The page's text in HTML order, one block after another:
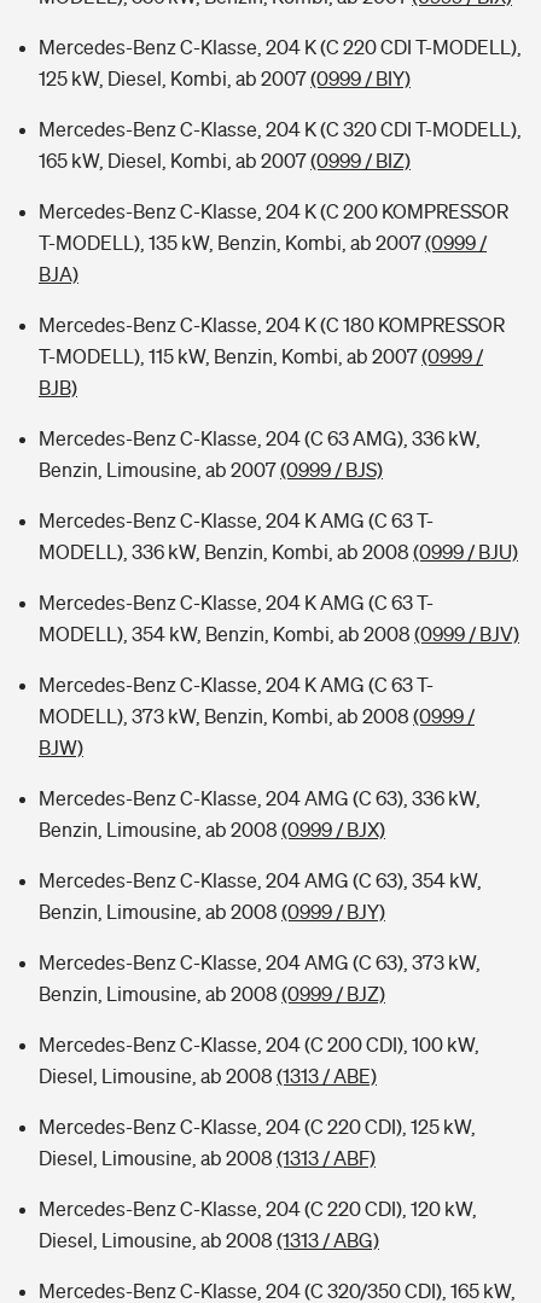
Mercedes-Benz C-Klasse, 204 K (C 220 CDI T-MODELL),
125 kW, Diesel, Kombi, ab 2007(0999 / BIY)
Mercedes-Benz C-Klasse, 204 K (C 320 CDI T-MODELL),
165 kW, Diesel, Kombi, ab 2007(0999 / BIZ)
Mercedes-Benz C-Klasse, 204 K (C 200 KOMPRESSOR
T-MODELL), 135 kW, Benzin, Kombi, ab 2007(0999 /
BJA)
Mercedes-Benz C-Klasse, 204 K (C 180 KOMPRESSOR
T-MODELL), 115 kW, Benzin, Kombi, ab 2007(0999 /
BJB)
Mercedes-Benz C-Klasse, 204 (C 63 AMG), 336 kW,
Benzin, Limousine, ab 2007(0999 / BJS)
Mercedes-Benz C-Klasse, 204 K AMG (C 63 T-
MODELL), 336 kW, Benzin, Kombi, ab 2008 (0999 / BJU)
Mercedes-Benz C-Klasse, 204 K AMG (C 63 T-
MODELL), 354 kW, Benzin, Kombi, ab 2008 (0999 / BJV)
Mercedes-Benz C-Klasse, 204 K AMG (C 63 T-
MODELL), 373 kW, Benzin, Kombi, ab 2008 (0999 /
BJW)
Mercedes-Benz C-Klasse, 204 AMG (C 63), 336 kW,
Benzin, Limousine, ab 2008 (0999 / BJX)
Mercedes-Benz C-Klasse, 204 AMG (C 63), 354 kW,
Benzin, Limousine, ab 2008 (0999 / BJY)
Mercedes-Benz C-Klasse, 204 AMG (C 63), 373 kW,
Benzin, Limousine, ab 2008 (0999 / BJZ)
Mercedes-Benz C-Klasse, 204 (C 200 CDI), 100 kW,
Diesel, Limousine, ab 2008 (1313 / ABE)
Mercedes-Benz C-Klasse, 204 (C 220 CDI), 125 kW,
Diesel, Limousine, ab 2008 (1313 / ABF)
Mercedes-Benz C-Klasse, 204 (C 220 CDI), 120 kW,
Diesel, Limousine, ab 2008 (1313 / ABG)
Mercedes-Benz C-Klasse, 204 (C 320/350 CDI), 165 kW,